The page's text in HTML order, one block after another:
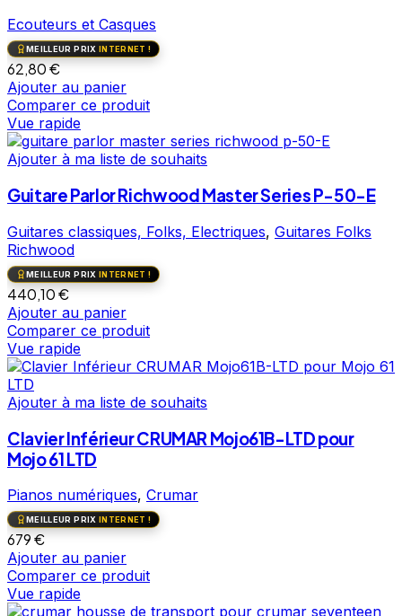
Ecouteurs et Casques
MEILLEUR PRIX INTERNET !
62,80€
Ajouter au panier
Comparer ce produit
Vue rapide
Ajouter à ma liste de souhaits
Guitare Parlor Richwood Master Series P-50-E
Guitares classiques, Folks, Electriques, Guitares Folks
Richwood
MEILLEUR PRIX INTERNET !
440,10€
Ajouter au panier
Comparer ce produit
Vue rapide
Ajouter à ma liste de souhaits
Clavier Inférieur CRUMAR Mojo61B-LTD pour
Mojo 61 LTD
Pianos numériques, Crumar
MEILLEUR PRIX INTERNET !
679€
Ajouter au panier
Comparer ce produit
Vue rapide